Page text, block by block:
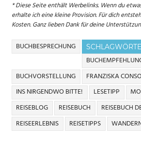
* Diese Seite enthält Werbelinks. Wenn du
erhalte ich eine kleine Provision. Für dich
Kosten. Ganz lieben Dank für deine
BUCHBESPRECHUNG
BUCHVORSTELLUNG
FRANZISKA
INS NIRGENDWO BITTE!
LESETIPP
REISEBLOG
REISEBUCH
REISEBUCH
REISEERLEBNIS
REISETIPPS